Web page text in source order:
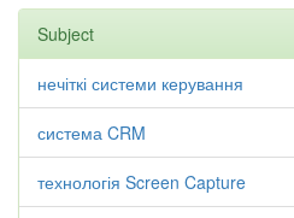
Subject
нечіткі системи керування
система CRM
технологія Screen Capture